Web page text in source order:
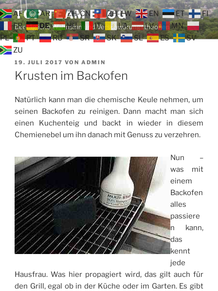
Zum
Inhalt
springen
TOP TEAM BLOG
Der tägliche Wahnsinn und Verschwörungstheorien
VERÖFFENTLICHT
AM
19. JULI 2017 VON ADMIN
Krusten im Backofen
Natürlich kann man die chemische Keule nehmen, um
seinen Backofen zu reinigen. Dann macht man sich
einen Kuchenteig und backt in wieder in diesem
Chemienebel um ihn danach mit Genuss zu verzehren.
Nun –
was mit
einem
Backofen
alles
passiere
n kann,
das
kennt
jede
Hausfrau. Was hier propagiert wird, das gilt auch für
den Grill, egal ob in der Küche oder im Garten. Es gibt
AF AR ZH-CN ZH-TW EN ET
FI
FR
DE HU IT LA LV
MN
PL
PT RU SR SK SL ES
SV
ZU